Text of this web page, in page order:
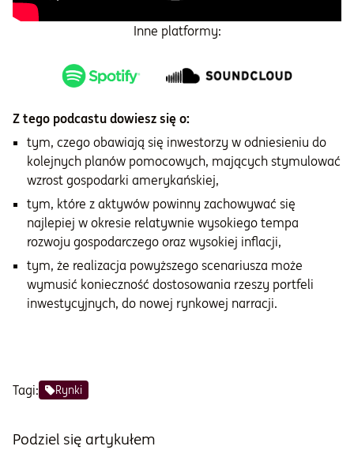
Inne platformy:
Z tego podcastu dowiesz się o:
tym, czego obawiają się inwestorzy w odniesieniu do
kolejnych planów pomocowych, mających stymulować
wzrost gospodarki amerykańskiej,
tym, które z aktywów powinny zachowywać się
najlepiej w okresie relatywnie wysokiego tempa
rozwoju gospodarczego oraz wysokiej inflacji,
tym, że realizacja powyższego scenariusza może
wymusić konieczność dostosowania rzeszy portfeli
inwestycyjnych, do nowej rynkowej narracji.
Tagi: Rynki
Podziel się artykułem